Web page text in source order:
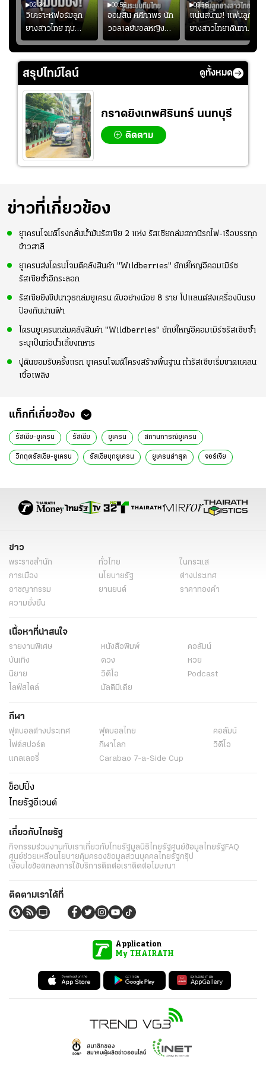
02:34
วิเคราะห์ฟอร์มลูก
ยางสาวไทย ทุบ
ฟิลิปปินส์ 3-0! "บุ๋ม
บิ๋ม" คืนสนามสุดปัง
#วอลเลย์บอลชาย
ทีมชาติไทย
00:55
ออมสิน ศศิภาพร นัก
วอลเลย์บอลหญิงทีม
ชาติไทย หวังใช้ 2
เกมที่เหลือ ปรับจู
00:36
แน่นสนาม! แฟนลูก
ยางสาวไทยเดินทาง
เข้ามาเชียร์สาวไทย
อย่างคึกคัก เพื่อให้
กำลังใจ ก่อนที่สาว
สรุปไทม์ไลน์ ดูทั้งหมด
กราดยิงเทพศิรินทร์ นนทบุรี
ติดตาม
ข่าวที่เกี่ยวข้อง
ยูเครนโจมตีโรงกลั่นน้ำมันรัสเซีย 2 แห่ง รัสเซียถล่มสถานีรถไฟ-เรือบรรทุก
ข้าวสาลี
ยูเครนส่งโดรนโจมตีคลังสินค้า "Wildberries" ยักษ์ใหญ่อีคอมเมิร์ซ
รัสเซียซ้ำอีกระลอก
รัสเซียยิงขีปนาวุธถล่มยูเครน ดับอย่างน้อย 8 ราย โปแลนด์ส่งเครื่องบินรบ
ป้องกันน่านฟ้า
โดรนยูเครนถล่มคลังสินค้า "Wildberries" ยักษ์ใหญ่อีคอมเมิร์ซรัสเซียซ้ำ
ระบุเป็นท่อน้ำเลี้ยงทหาร
ปูตินยอมรับครั้งแรก ยูเครนโจมตีโครงสร้างพื้นฐาน ทำรัสเซียเริ่มขาดแคลน
เชื้อเพลิง
แท็กที่เกี่ยวข้อง
รัสเซีย-ยูเครน รัสเซีย ยูเครน สถานการณ์ยูเครน
วิกฤตรัสเซีย-ยูเครน รัสเซียบุกยูเครน ยูเครนล่าสุด จอร์เจีย
ข่าว
พระราชสำนัก ทั่วไทย
ในกระแส
การเมือง
นโยบายรัฐ
ต่างประเทศ
อาชญากรรม
ยานยนต์
ราคาทองคำ
ความยั่งยืน
เนื้อหาที่น่าสนใจ
รายงานพิเศษ หนังสือพิมพ์
คอลัมน์
บันเทิง
ดวง
หวย
นิยาย
วิดีโอ
Podcast
ไลฟ์สไตล์
มัลติมีเดีย
กีฬา
ฟุตบอลต่่างประเทศ ฟุตบอลไทย
คอลัมน์
ไฟต์สปอร์ต
กีฬาโลก
วิดีโอ
แกลเลอรี่
Carabao 7-a-Side Cup
ช็อปปิ้ง
ไทยรัฐอีเวนต์
เกี่ยวกับไทยรัฐ
กิจกรรมร่วมงานกับเราเกี่ยวกับไทยรัฐมูลนิธิไทยรัฐศูนย์ข้อมูลไทยรัฐFAQ
ศูนย์ช่วยเหลือนโยบายคุ้มครองข้อมูลส่วนบุคคลไทยรัฐกรุ๊ป
เงื่อนไขข้อตกลงการใช้บริการติดต่อเราติดต่อโฆษณา
ติดตามเราได้ที่
Application
My THAIRATH